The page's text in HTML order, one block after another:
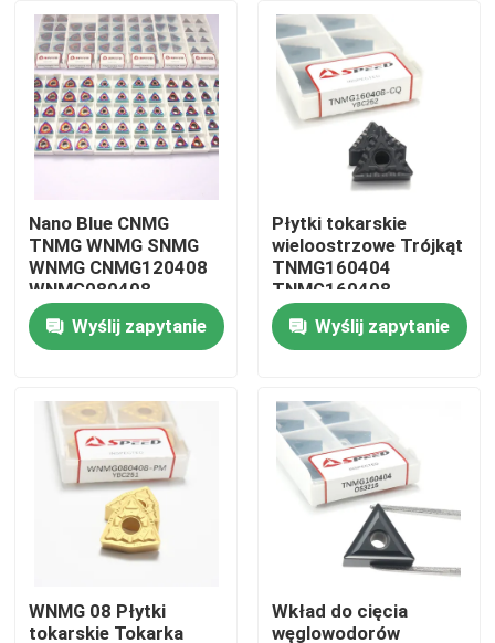
Produkty
Filmy
O nas
Wycieczka po fabryce
Kontrola jakości
Skontaktuj się z nami
Aktualności
Wszystkie przypadki
Płytka frezarska z węglików spiekanych
Nano Blue CNMG
TNMG WNMG SNMG
WNMG CNMG120408
WNMG080408
Tungsten Carbide Cnc
Turning Insert Inserto
Wyślij zapytanie
Płytki tokarskie
wieloostrzowe Trójkąt
TNMG160404
TNMG160408
TNMG2204 Narzędzia
z węglików spiekanych
do metalu
Wyślij zapytanie
WNMG 08 Płytki
tokarskie Tokarka
Wkład do cięcia
węglowodorów